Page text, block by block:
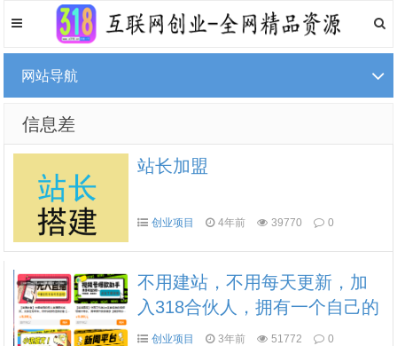
网站导航
信息差
站长加盟
创业项目 4年前 39770 0
不用建站，不用每天更新，加
入318合伙人，拥有一个自己的
资源站，卖课程，卖初级站
创业项目 3年前 51772 0